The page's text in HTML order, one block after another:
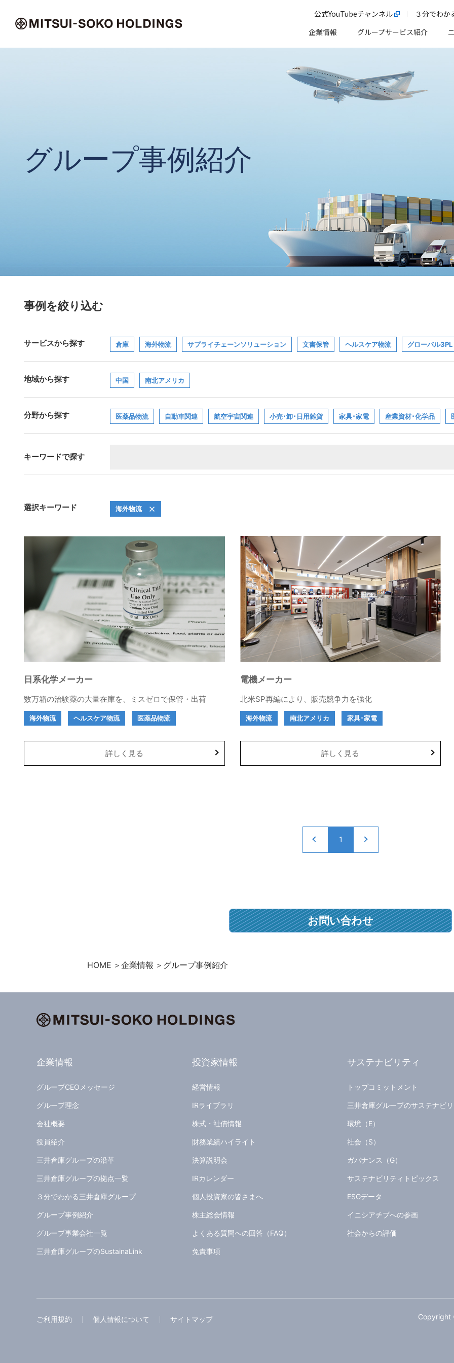
公式YouTubeチャンネル
３分でわか
企業情報
グループサービス紹介
グループ事例紹介
事例を絞り込む
サービスから探す 倉庫 海外物流 サプライチェーンソリューション 文書保管 ヘルスケア物流 グローバル3PL
地域から探す 中国 南北アメリカ
分野から探す 医薬品物流 自動車関連 航空宇宙関連 小売･卸･日用雑貨 家具･家電 産業資材･化学品
キーワードで探す
選択キーワード 海外物流
日系化学メーカー
数万箱の治験薬の大量在庫を、ミスゼロで保管・出荷
海外物流 ヘルスケア物流 医薬品物流
詳しく見る
電機メーカー
北米SP再編により、販売競争力を強化
海外物流 南北アメリカ 家具･家電
詳しく見る
1
お問い合わせ
HOME 企業情報 グループ事例紹介
企業情報
グループCEOメッセージ
グループ理念
会社概要
役員紹介
三井倉庫グループの沿革
三井倉庫グループの拠点一覧
３分でわかる三井倉庫グループ
グループ事例紹介
グループ事業会社一覧
三井倉庫グループのSustainaLink
投資家情報
経営情報
IRライブラリ
株式・社債情報
財務業績ハイライト
決算説明会
IRカレンダー
個人投資家の皆さまへ
株主総会情報
よくある質問への回答（FAQ）
免責事項
サステナビリティ
トップコミットメント
三井倉庫グループのサステナビ
環境（E）
社会（S）
ガバナンス（G）
サステナビリティトピックス
ESGデータ
イニシアチブへの参画
社会からの評価
ご利用規約 個人情報について サイトマップ Copyright